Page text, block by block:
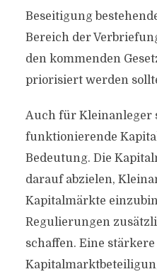
Beseitigung
Bereich der
den kommenden
priorisiert werden
Auch für Kleinanleger
funktionierende
Bedeutung. Die
darauf abzielen,
Kapitalmärkte
Regulierungen
schaffen. Eine stärkere